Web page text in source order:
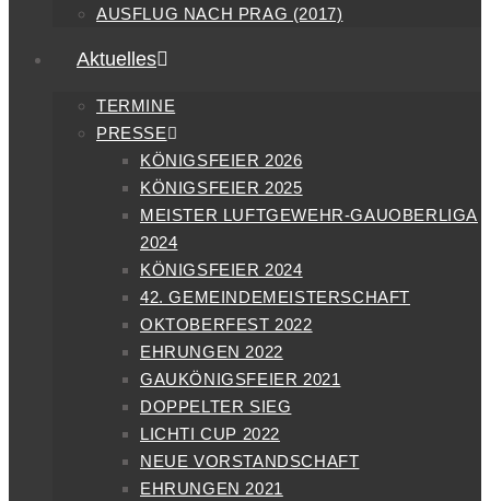
AUSFLUG NACH PRAG (2017)
Aktuelles
TERMINE
PRESSE
KÖNIGSFEIER 2026
KÖNIGSFEIER 2025
MEISTER LUFTGEWEHR-GAUOBERLIGA
2024
KÖNIGSFEIER 2024
42. GEMEINDEMEISTERSCHAFT
OKTOBERFEST 2022
EHRUNGEN 2022
GAUKÖNIGSFEIER 2021
DOPPELTER SIEG
LICHTI CUP 2022
NEUE VORSTANDSCHAFT
EHRUNGEN 2021